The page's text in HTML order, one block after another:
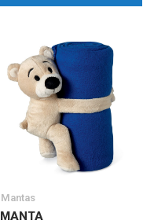
Mantas
MANTA